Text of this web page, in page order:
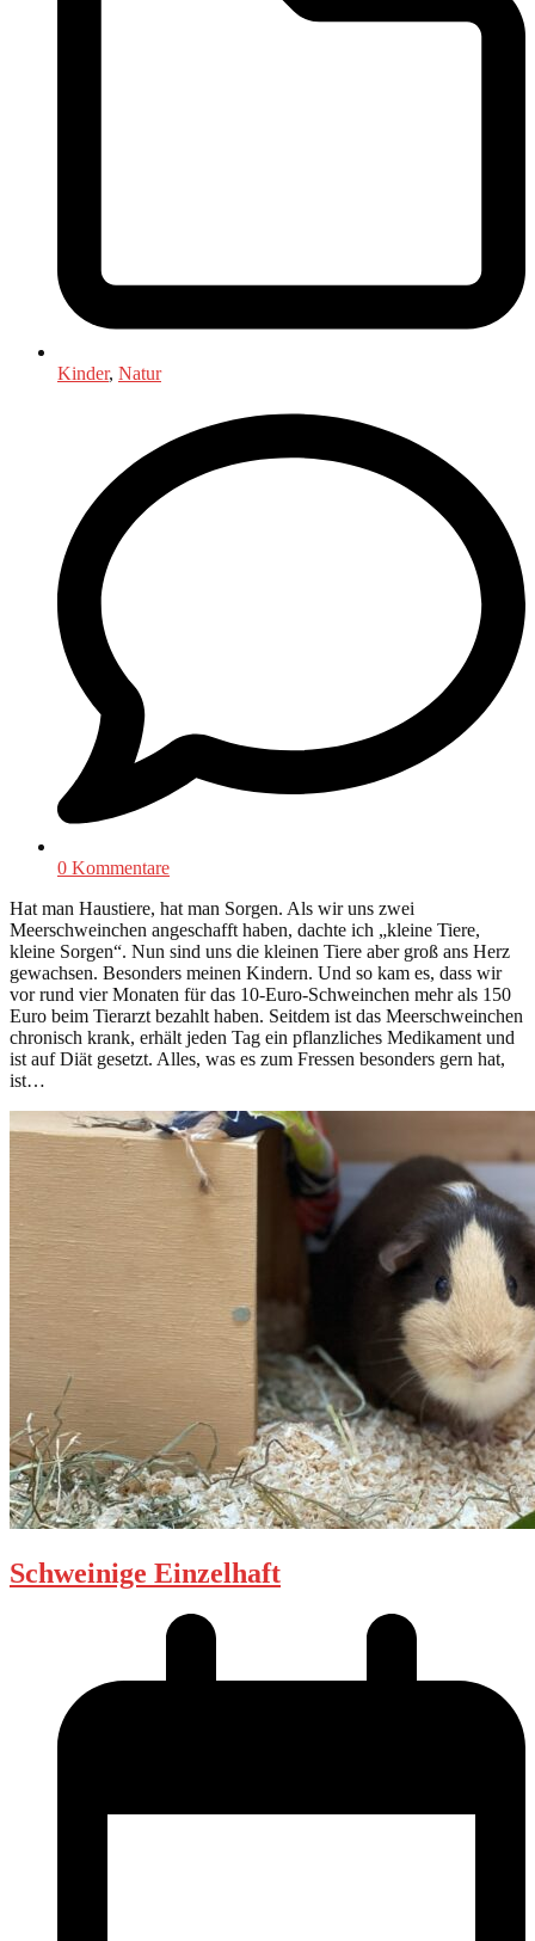
Kinder, Natur
0 Kommentare
Hat man Haustiere, hat man Sorgen. Als wir uns zwei
Meerschweinchen angeschafft haben, dachte ich „kleine Tiere,
kleine Sorgen“. Nun sind uns die kleinen Tiere aber groß ans Herz
gewachsen. Besonders meinen Kindern. Und so kam es, dass wir
vor rund vier Monaten für das 10-Euro-Schweinchen mehr als 150
Euro beim Tierarzt bezahlt haben. Seitdem ist das Meerschweinchen
chronisch krank, erhält jeden Tag ein pflanzliches Medikament und
ist auf Diät gesetzt. Alles, was es zum Fressen besonders gern hat,
ist…
Schweinige Einzelhaft